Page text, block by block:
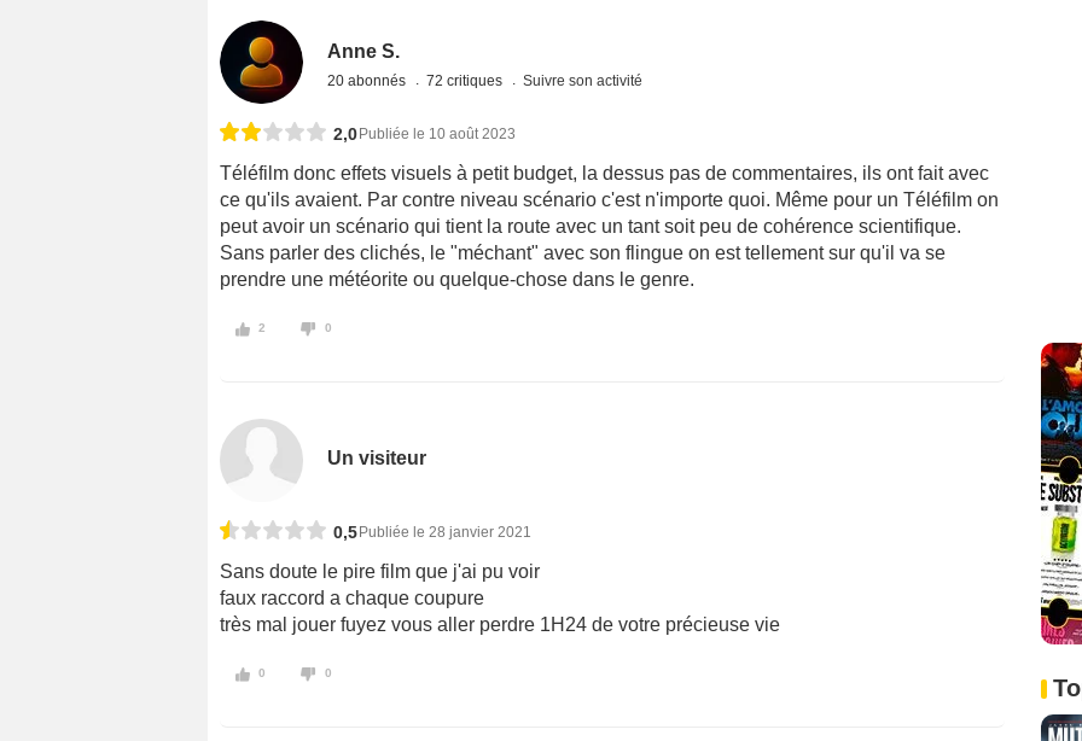
Anne S.
20 abonnés 72 critiques Suivre son activité
2,0 Publiée le 10 août 2023
Téléfilm donc effets visuels à petit budget, la dessus pas de commentaires, ils ont fait avec
ce qu'ils avaient. Par contre niveau scénario c'est n'importe quoi. Même pour un Téléfilm on
peut avoir un scénario qui tient la route avec un tant soit peu de cohérence scientifique.
Sans parler des clichés, le "méchant" avec son flingue on est tellement sur qu'il va se
prendre une météorite ou quelque-chose dans le genre.
2 0
Un visiteur
0,5Publiée le 28 janvier 2021
Sans doute le pire film que j'ai pu voir
faux raccord a chaque coupure
très mal jouer fuyez vous aller perdre 1H24 de votre précieuse vie
0 0